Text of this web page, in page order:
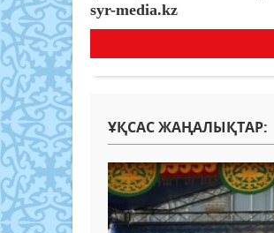
syr-media.kz
ҰҚСАС ЖАҢАЛЫҚТАР: